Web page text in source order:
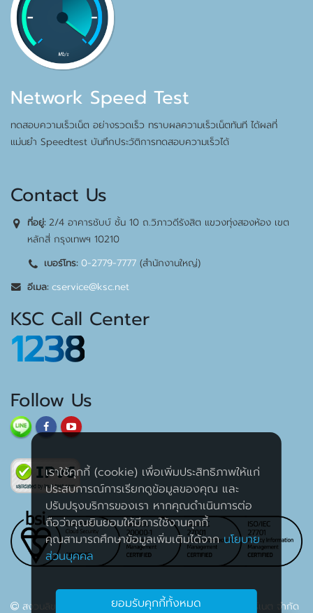
Network Speed Test
ทดสอบความเร็วเน็ต อย่างรวดเร็ว ทราบผลความเร็วเน็ตทันที ได้ผลที่
แม่นยำ Speedtest บันทึกประวัติการทดสอบความเร็วได้
Contact Us
ที่อยู่:2/4 อาคารชับบ์ ชั้น 10 ถ.วิภาวดีรังสิต แขวงทุ่งสองห้อง เขต
หลักสี่ กรุงเทพฯ 10210
เบอร์โทร: 0-2779-7777 (สำนักงานใหญ่)
อีเมล: cservice@ksc.net
KSC Call Center
1238
Follow Us
สงวนลิขสิทธิ์ 2563 บริษัท เค เอส ซี คอมเมอร์เชียล อินเตอร์เนต จำกัด
เราใช้คุกกี้ (cookie) เพื่อเพิ่มประสิทธิภาพให้แก่
ประสบการณ์การเรียกดูข้อมูลของคุณ และ
ปรับปรุงบริการของเรา หากคุณดำเนินการต่อ
ถือว่าคุณยินยอมให้มีการใช้งานคุกกี้
คุณสามารถศึกษาข้อมูลเพิ่มเติมได้จากนโยบาย
ส่วนบุคคล
ยอมรับคุกกี้ทั้งหมด